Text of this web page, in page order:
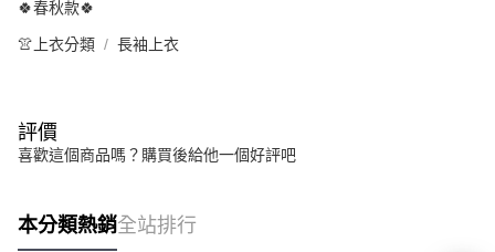
🍀春秋款🍀
👚上衣分類 長袖上衣
評價
喜歡這個商品嗎？購買後給他一個好評吧
本分類熱銷全站排行